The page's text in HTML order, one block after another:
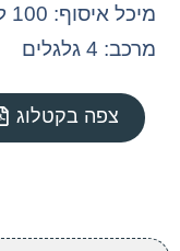
מיכל איסוף: 100 ליטר
מרכב: 4 גלגלים
צפה בקטלוג